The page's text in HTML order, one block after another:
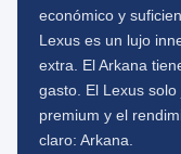
económico y
Lexus es un lujo
extra. El Arkana
gasto. El Lexus
premium y el
claro: Arkana.